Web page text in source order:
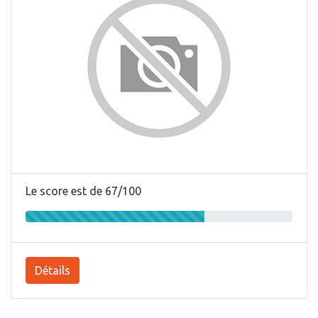
Le score est de 67/100
Détails